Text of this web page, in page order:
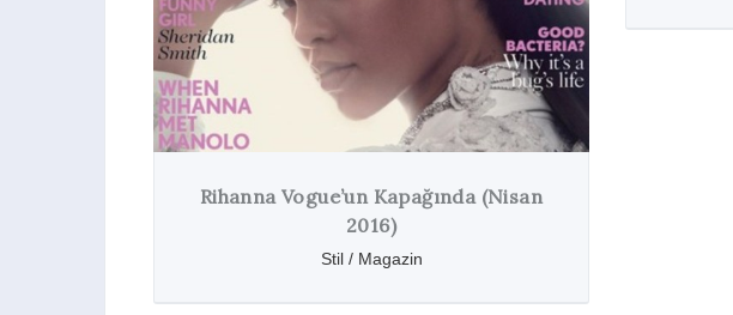
Rihanna Vogue’un Kapağında (Nisan